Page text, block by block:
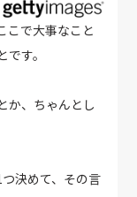
こで大事なこと
す。
か、ちゃんとし
決めて、その言